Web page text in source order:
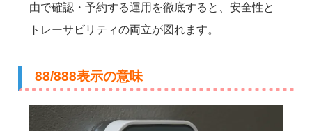
由で確認・予約する運用を徹底すると、安全性と
トレーサビリティの両立が図れます。
88/888表示の意味